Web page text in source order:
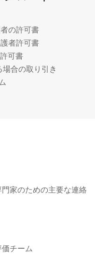
の許可書
者許可書
可書
合の取り引き
家のための主要な連絡
チーム